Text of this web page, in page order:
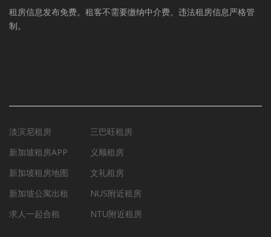
租房信息发布免费。租客不需要缴纳中介费。违法租房信息严格管
制。
淡滨尼租房
新加坡租房APP
新加坡租房地图
新加坡公寓出租
求人一起合租
三巴旺租房
义顺租房
文礼租房
NUS附近租房
NTU附近租房